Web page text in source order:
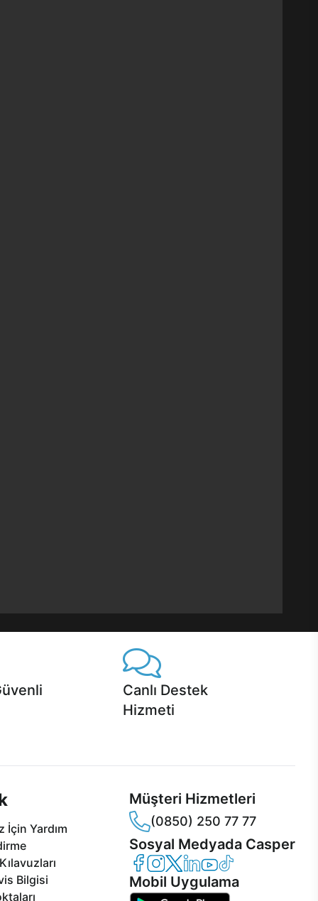
Canlı Destek
Hizmeti
İçin Yardım
Bilgisi
Müşteri Hizmetleri
(0850) 250 77 77
Sosyal Medyada Casper
Casper Facebook
Casper Instagram
Casper Twitter
Casper LinkedIn
Casper YouTube
Casper TikTok
Mobil Uygulama